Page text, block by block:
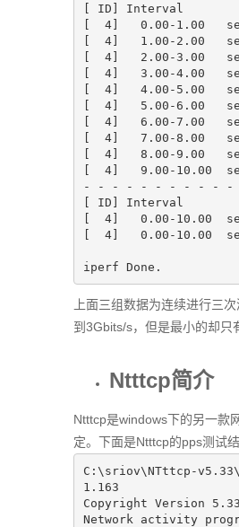
[ ID] Interval
[ 4] 0.00 - 1.00
[ 4] 1.00 - 2.00
[ 4] 2.00 - 3.00
[ 4] 3.00 -4.00
[ 4] 4.00 - 5.00
[ 4] 5.00 -6.00
[ 4] 6.00 -7.00
[ 4] 7.00 -8.00
[ 4] 8.00 - 9.00
[ 4] 9.00 - 10.00
- - - - - - - - - -
[ ID] Interval
[ 4] 0.00 - 10.00
[ 4] 0.00 - 10.00
iperf Done.
上面三组数据为连续进行三
到3Gbits/s，但是最小的却只
Ntttcp简介
Ntttcp是windows下的另一款
定。下面是Ntttcp的pps测试
C:\sriov\NTttcp-v5. 33
1.163
Copyright Version 5.33
Network activity